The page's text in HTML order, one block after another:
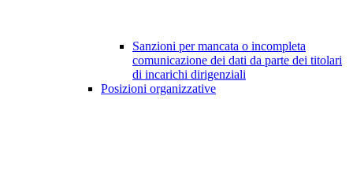
Sanzioni per mancata o incompleta
comunicazione dei dati da parte dei titolari
di incarichi dirigenziali
Posizioni organizzative